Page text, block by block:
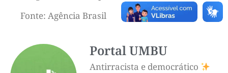
Fonte: Agência Brasil
Portal UMBU
Antirracista e democrático